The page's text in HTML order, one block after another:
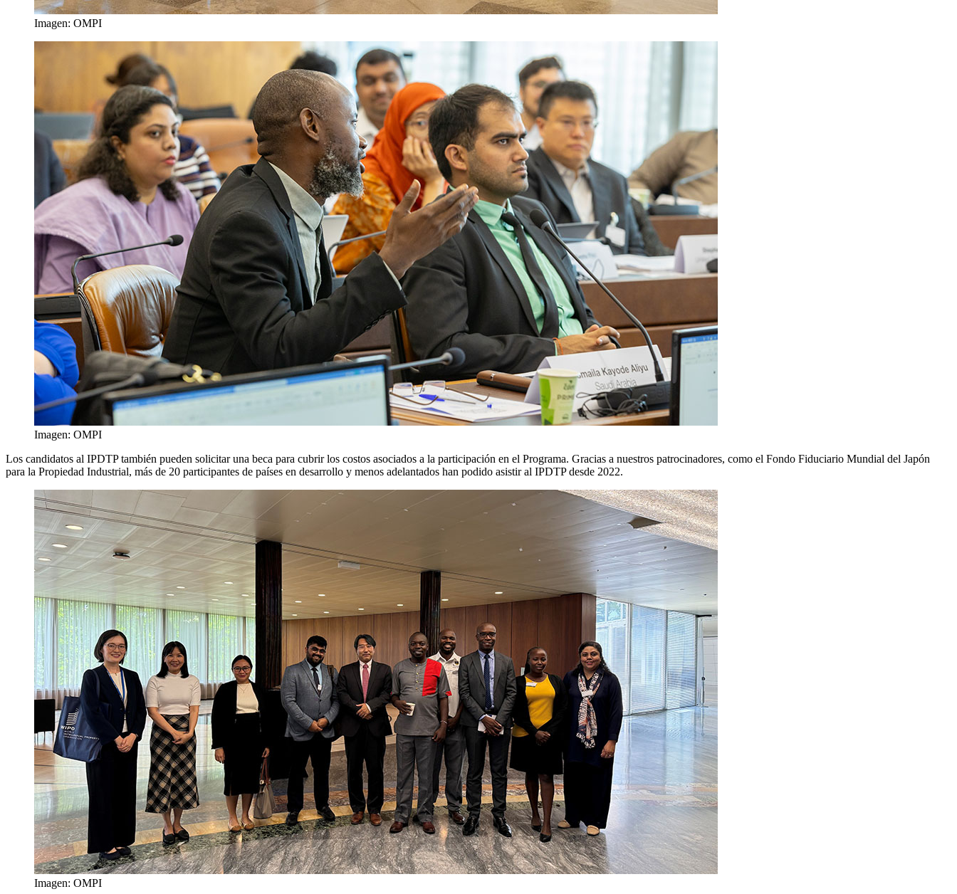
Imagen: OMPI
Imagen: OMPI
Los candidatos al IPDTP también pueden solicitar una beca para cubrir los costos asociados a la participación en el Programa. Gracias a nuestros patrocinadores, como el Fondo Fiduciario Mundial del Japón
para la Propiedad Industrial, más de 20 participantes de países en desarrollo y menos adelantados han podido asistir al IPDTP desde 2022.
Imagen: OMPI